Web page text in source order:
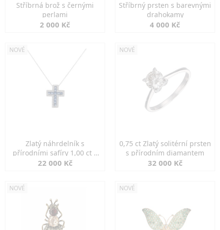
Stříbrná brož s černými
perlami
2 000 Kč
Stříbrný prsten s barevnými
drahokamy
4 000 Kč
NOVÉ
Zlatý náhrdelník s
přírodními safíry 1,00 ct a
diamanty
22 000 Kč
NOVÉ
0,75 ct Zlatý solitérní prsten
s přírodním diamantem
32 000 Kč
NOVÉ NOVÉ